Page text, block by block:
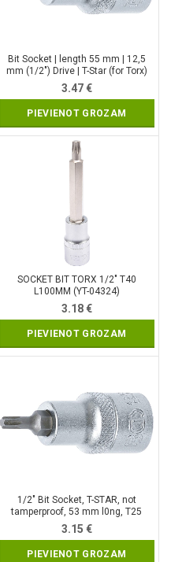
Bit Socket | length 55 mm | 12,5
mm (1/2″) Drive | T-Star (for Torx)
T35 (9627)
3.47€
PIEVIENOT GROZAM
SOCKET BIT TORX 1/2″ T40
L100MM (YT-04324)
3.18€
PIEVIENOT GROZAM
1/2″ Bit Socket, T-STAR, not
tamperproof, 53 mm l0ng, T25
(4370)
3.15 €
PIEVIENOT GROZAM